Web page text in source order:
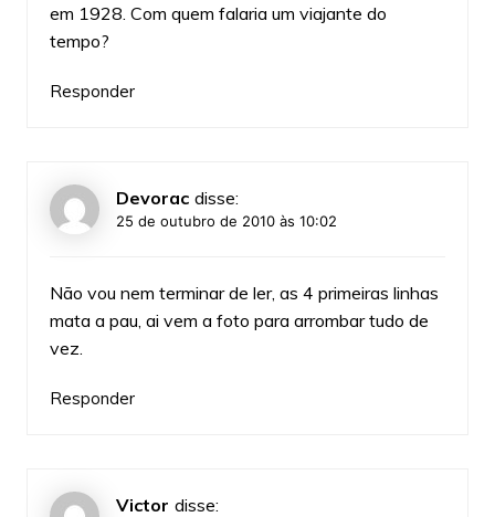
em 1928. Com quem falaria um viajante do
tempo?
Responder
Devorac disse:
25 de outubro de 2010 às 10:02
Não vou nem terminar de ler, as 4 primeiras linhas
mata a pau, ai vem a foto para arrombar tudo de
vez.
Responder
Victor disse: